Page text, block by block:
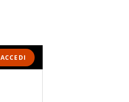
ACCEDI